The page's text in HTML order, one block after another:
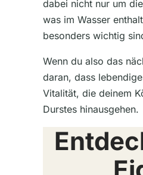
dabei nicht nur um
was im Wasser
besonders wichtig
Wenn du also das
daran, dass
Vitalität, die deinem
Durstes hinausgehen.